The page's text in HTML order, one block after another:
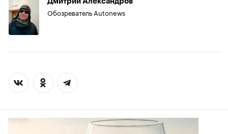
Обозреватель Autonews